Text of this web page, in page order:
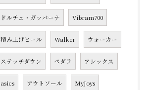
ドルチェ・ガッバーナ Vibram700
積み上げヒール Walker ウォーカー
ステッチダウン ペダラ アシックス
asics アウトソール MyJoys